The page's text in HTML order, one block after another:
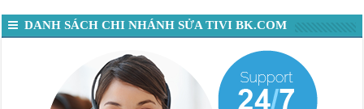
DANH SÁCH CHI NHÁNH SỬA TIVI BK.COM